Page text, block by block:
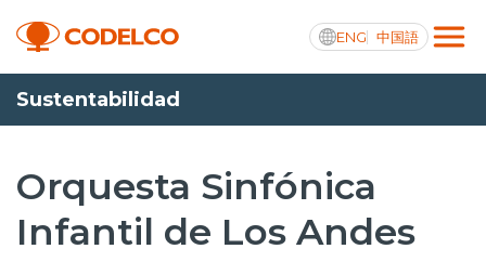
ENG 中国語
Transparencia activa
Nosotros
Sustentabilidad
Orquesta Sinfónica
Infantil de Los Andes